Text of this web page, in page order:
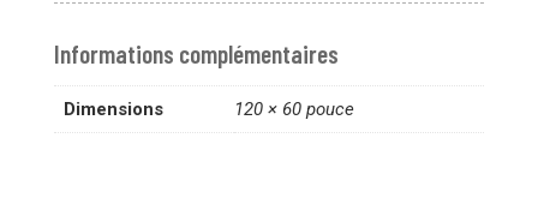
Informations complémentaires
Dimensions 120 × 60 pouce